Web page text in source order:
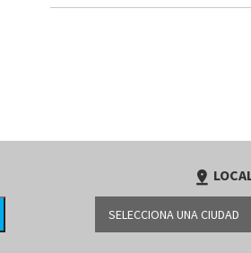
pin_drop
SELECCIONA UNA CIUDAD